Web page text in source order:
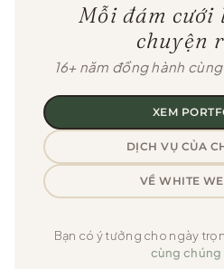
Mỗi đám cưới
chuyện
16+ năm đồng hành
XEM
DỊCH VỤ CỦA
VỀ WHITE
Bạn có ý tưởng cho ngày
cùng